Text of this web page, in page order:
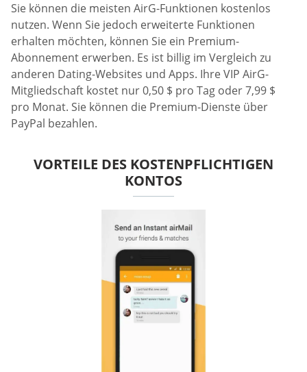
Sie können die meisten AirG-Funktionen kostenlos
nutzen. Wenn Sie jedoch erweiterte Funktionen
erhalten möchten, können Sie ein Premium-
Abonnement erwerben. Es ist billig im Vergleich zu
anderen Dating-Websites und Apps. Ihre VIP AirG-
Mitgliedschaft kostet nur 0,50 $ pro Tag oder 7,99 $
pro Monat. Sie können die Premium-Dienste über
PayPal bezahlen.
VORTEILE DES KOSTENPFLICHTIGEN
KONTOS